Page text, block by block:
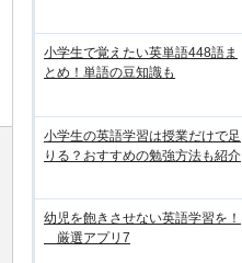
小学生で覚えたい英単語448語ま
とめ！単語の豆知識も
小学生の英語学習は授業だけで足
りる？おすすめの勉強方法も紹介
幼児を飽きさせない英語学習を！
厳選アプリ7